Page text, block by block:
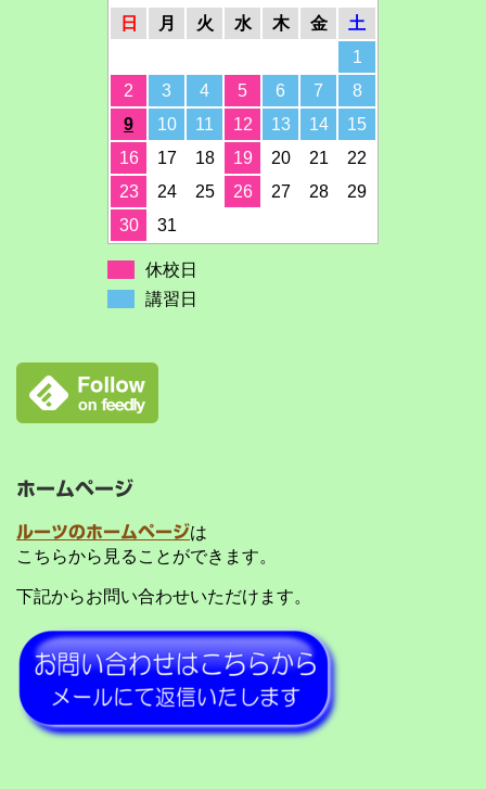
日
月 火 水 木 金
土
1
2
3 4 5 6 7
8
9
10 11 12 13 14
15
16
17 18 19 20 21
22
23
24 25 26 27 28
29
30
31
休校日
講習日
ホームページ
ルーツのホームページは
こちらから見ることができます。
下記からお問い合わせいただけます。